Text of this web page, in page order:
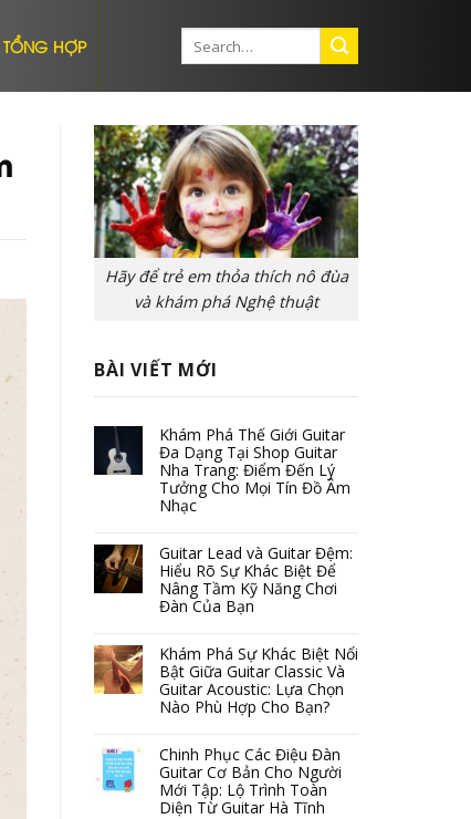
TỔNG HỢP
Hãy để trẻ em thỏa thích nô đùa
và khám phá Nghệ thuật
BÀI VIẾT MỚI
Khám Phá Thế Giới Guitar
Đa Dạng Tại Shop Guitar
Nha Trang: Điểm Đến Lý
Tưởng Cho Mọi Tín Đồ Âm
Nhạc
Guitar Lead và Guitar Đệm:
Hiểu Rõ Sự Khác Biệt Để
Nâng Tầm Kỹ Năng Chơi
Đàn Của Bạn
Khám Phá Sự Khác Biệt Nổi
Bật Giữa Guitar Classic Và
Guitar Acoustic: Lựa Chọn
Nào Phù Hợp Cho Bạn?
Chinh Phục Các Điệu Đàn
Guitar Cơ Bản Cho Người
Mới Tập: Lộ Trình Toàn
Diện Từ Guitar Hà Tĩnh